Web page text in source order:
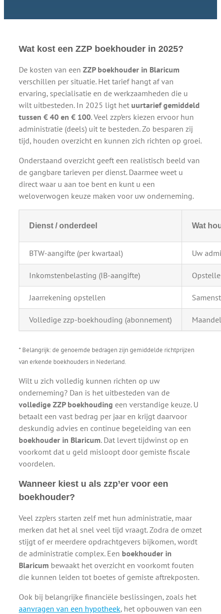
Wat kost een ZZP boekhouder in 2025?
De kosten van een ZZP boekhouder in Blaricum
verschillen per situatie. Het tarief hangt af van
ervaring, specialisatie en de werkzaamheden die u
wilt uitbesteden. In 2025 ligt het uurtarief gemiddeld
tussen € 40 en € 100. Veel zzp’ers kiezen ervoor hun
administratie (deels) uit te besteden. Zo besparen zij
tijd, houden overzicht en kunnen zich richten op groei.
Onderstaand overzicht geeft een realistisch beeld van
de gangbare tarieven per dienst. Daarmee weet u
direct waar u aan toe bent en kunt u een
weloverwogen keuze maken voor uw onderneming.
Dienst / onderdeel Wat
BTW-aangifte (per kwartaal) Uw
Inkomstenbelasting (IB-aangifte)
Jaarrekening opstellen
Volledige zzp-boekhouding (abonnement)
* Belangrijk: de genoemde bedragen zijn gemiddelde richtprijzen
van erkende boekhouders in Nederland.
Wilt u zich volledig kunnen richten op uw
onderneming? Dan is het uitbesteden van de
volledige ZZP boekhouding een verstandige keuze. U
betaalt een vast bedrag per jaar en krijgt daarvoor
deskundig advies en continue begeleiding van een
boekhouder in Blaricum. Dat levert tijdwinst op en
voorkomt dat u geld misloopt door gemiste fiscale
voordelen.
Wanneer kiest u als zzp’er voor een
boekhouder?
Veel zzp’ers starten zelf met hun administratie, maar
merken dat het al snel veel tijd vraagt. Zodra de omzet
stijgt of er meerdere opdrachtgevers bijkomen, wordt
de administratie complex. Een boekhouder in
Blaricum bewaakt het overzicht en voorkomt fouten
die kunnen leiden tot boetes of gemiste aftrekposten.
Ook bij belangrijke financiële beslissingen, zoals het
aanvragen van een hypotheek, het opbouwen van een